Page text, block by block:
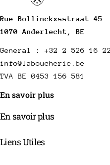
Rue Bollinckxsstraat 45
1070 Anderlecht, BE
General : +32 2 526 16 22
info@laboucherie.be
TVA BE 0453 156 581
En savoir plus
En savoir plus
Liens Utiles